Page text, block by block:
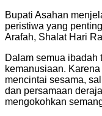
Bupati Asahan
peristiwa yang
Arafah, Shalat Hari
Dalam semua ibadah
kemanusiaan.
mencintai sesama,
dan persamaan
mengokohkan